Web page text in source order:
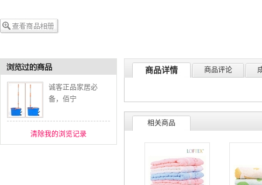
诚客正品家居必
备，佰宁
清除我的浏览记录
商品详情 商品评论
相关商品